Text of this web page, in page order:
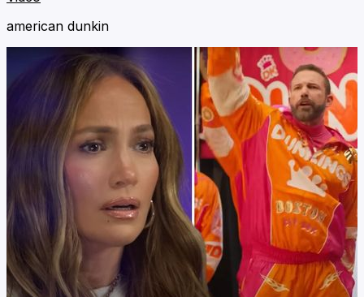
american dunkin